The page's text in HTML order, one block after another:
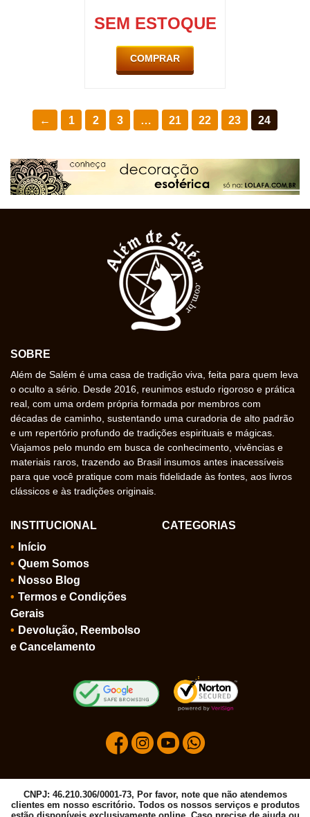
SEM ESTOQUE
COMPRAR
← 1 2 3 … 21 22 23 24
SOBRE
Além de Salém é uma casa de tradição viva, feita para quem leva
o oculto a sério. Desde 2016, reunimos estudo rigoroso e prática
real, com uma ordem própria formada por membros com
décadas de caminho, sustentando uma curadoria de alto padrão
e um repertório profundo de tradições espirituais e mágicas.
Viajamos pelo mundo em busca de conhecimento, vivências e
materiais raros, trazendo ao Brasil insumos antes inacessíveis
para que você pratique com mais fidelidade às fontes, aos livros
clássicos e às tradições originais.
INSTITUCIONAL
Início
Quem Somos
Nosso Blog
Termos e Condições
Gerais
Devolução, Reembolso
e Cancelamento
CATEGORIAS
CNPJ: 46.210.306/0001-73, Por favor, note que não atendemos
clientes em nosso escritório. Todos os nossos serviços e produtos